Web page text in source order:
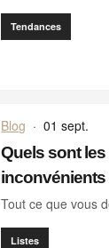
Tendances
Blog · 01 sept.
Quels sont
inconvénients
Tout ce que vous
Listes